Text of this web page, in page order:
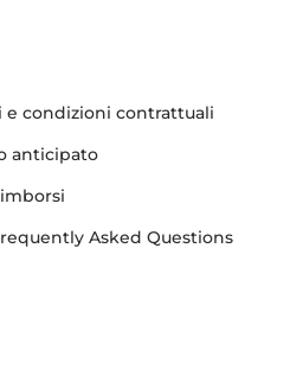
e condizioni contrattuali
anticipato
Asked Questions